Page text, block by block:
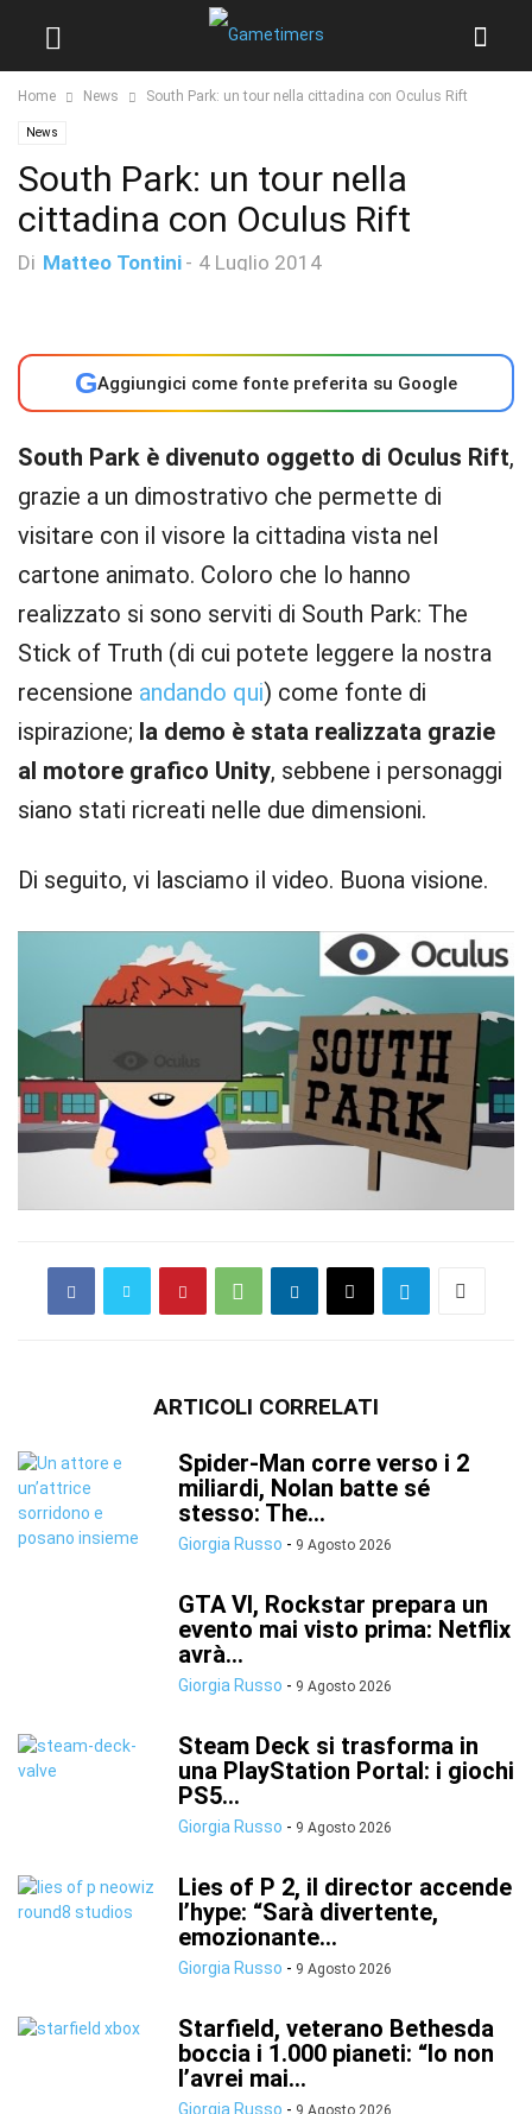
Home News South Park: un tour nella cittadina con Oculus Rift
News
South Park: un tour nella
cittadina con Oculus Rift
Di Matteo Tontini - 4 Luglio 2014
GAggiungici come fonte preferita su Google
South Park è divenuto oggetto di Oculus Rift,
grazie a un dimostrativo che permette di
visitare con il visore la cittadina vista nel
cartone animato. Coloro che lo hanno
realizzato si sono serviti di South Park: The
Stick of Truth (di cui potete leggere la nostra
recensione andando qui) come fonte di
ispirazione; la demo è stata realizzata grazie
al motore grafico Unity, sebbene i personaggi
siano stati ricreati nelle due dimensioni.
Di seguito, vi lasciamo il video. Buona visione.
ARTICOLI CORRELATI
Spider-Man corre verso i 2
miliardi, Nolan batte sé
stesso: The...
Giorgia Russo - 9 Agosto 2026
GTA VI, Rockstar prepara un
evento mai visto prima: Netflix
avrà...
Giorgia Russo - 9 Agosto 2026
Steam Deck si trasforma in
una PlayStation Portal: i giochi
PS5...
Giorgia Russo - 9 Agosto 2026
Lies of P 2, il director accende
l’hype: “Sarà divertente,
emozionante...
Giorgia Russo - 9 Agosto 2026
Starfield, veterano Bethesda
boccia i 1.000 pianeti: “Io non
l’avrei mai...
Giorgia Russo - 9 Agosto 2026